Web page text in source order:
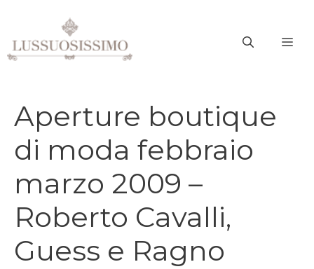
contenuto
Aperture boutique
di moda febbraio
marzo 2009 –
Roberto Cavalli,
Guess e Ragno